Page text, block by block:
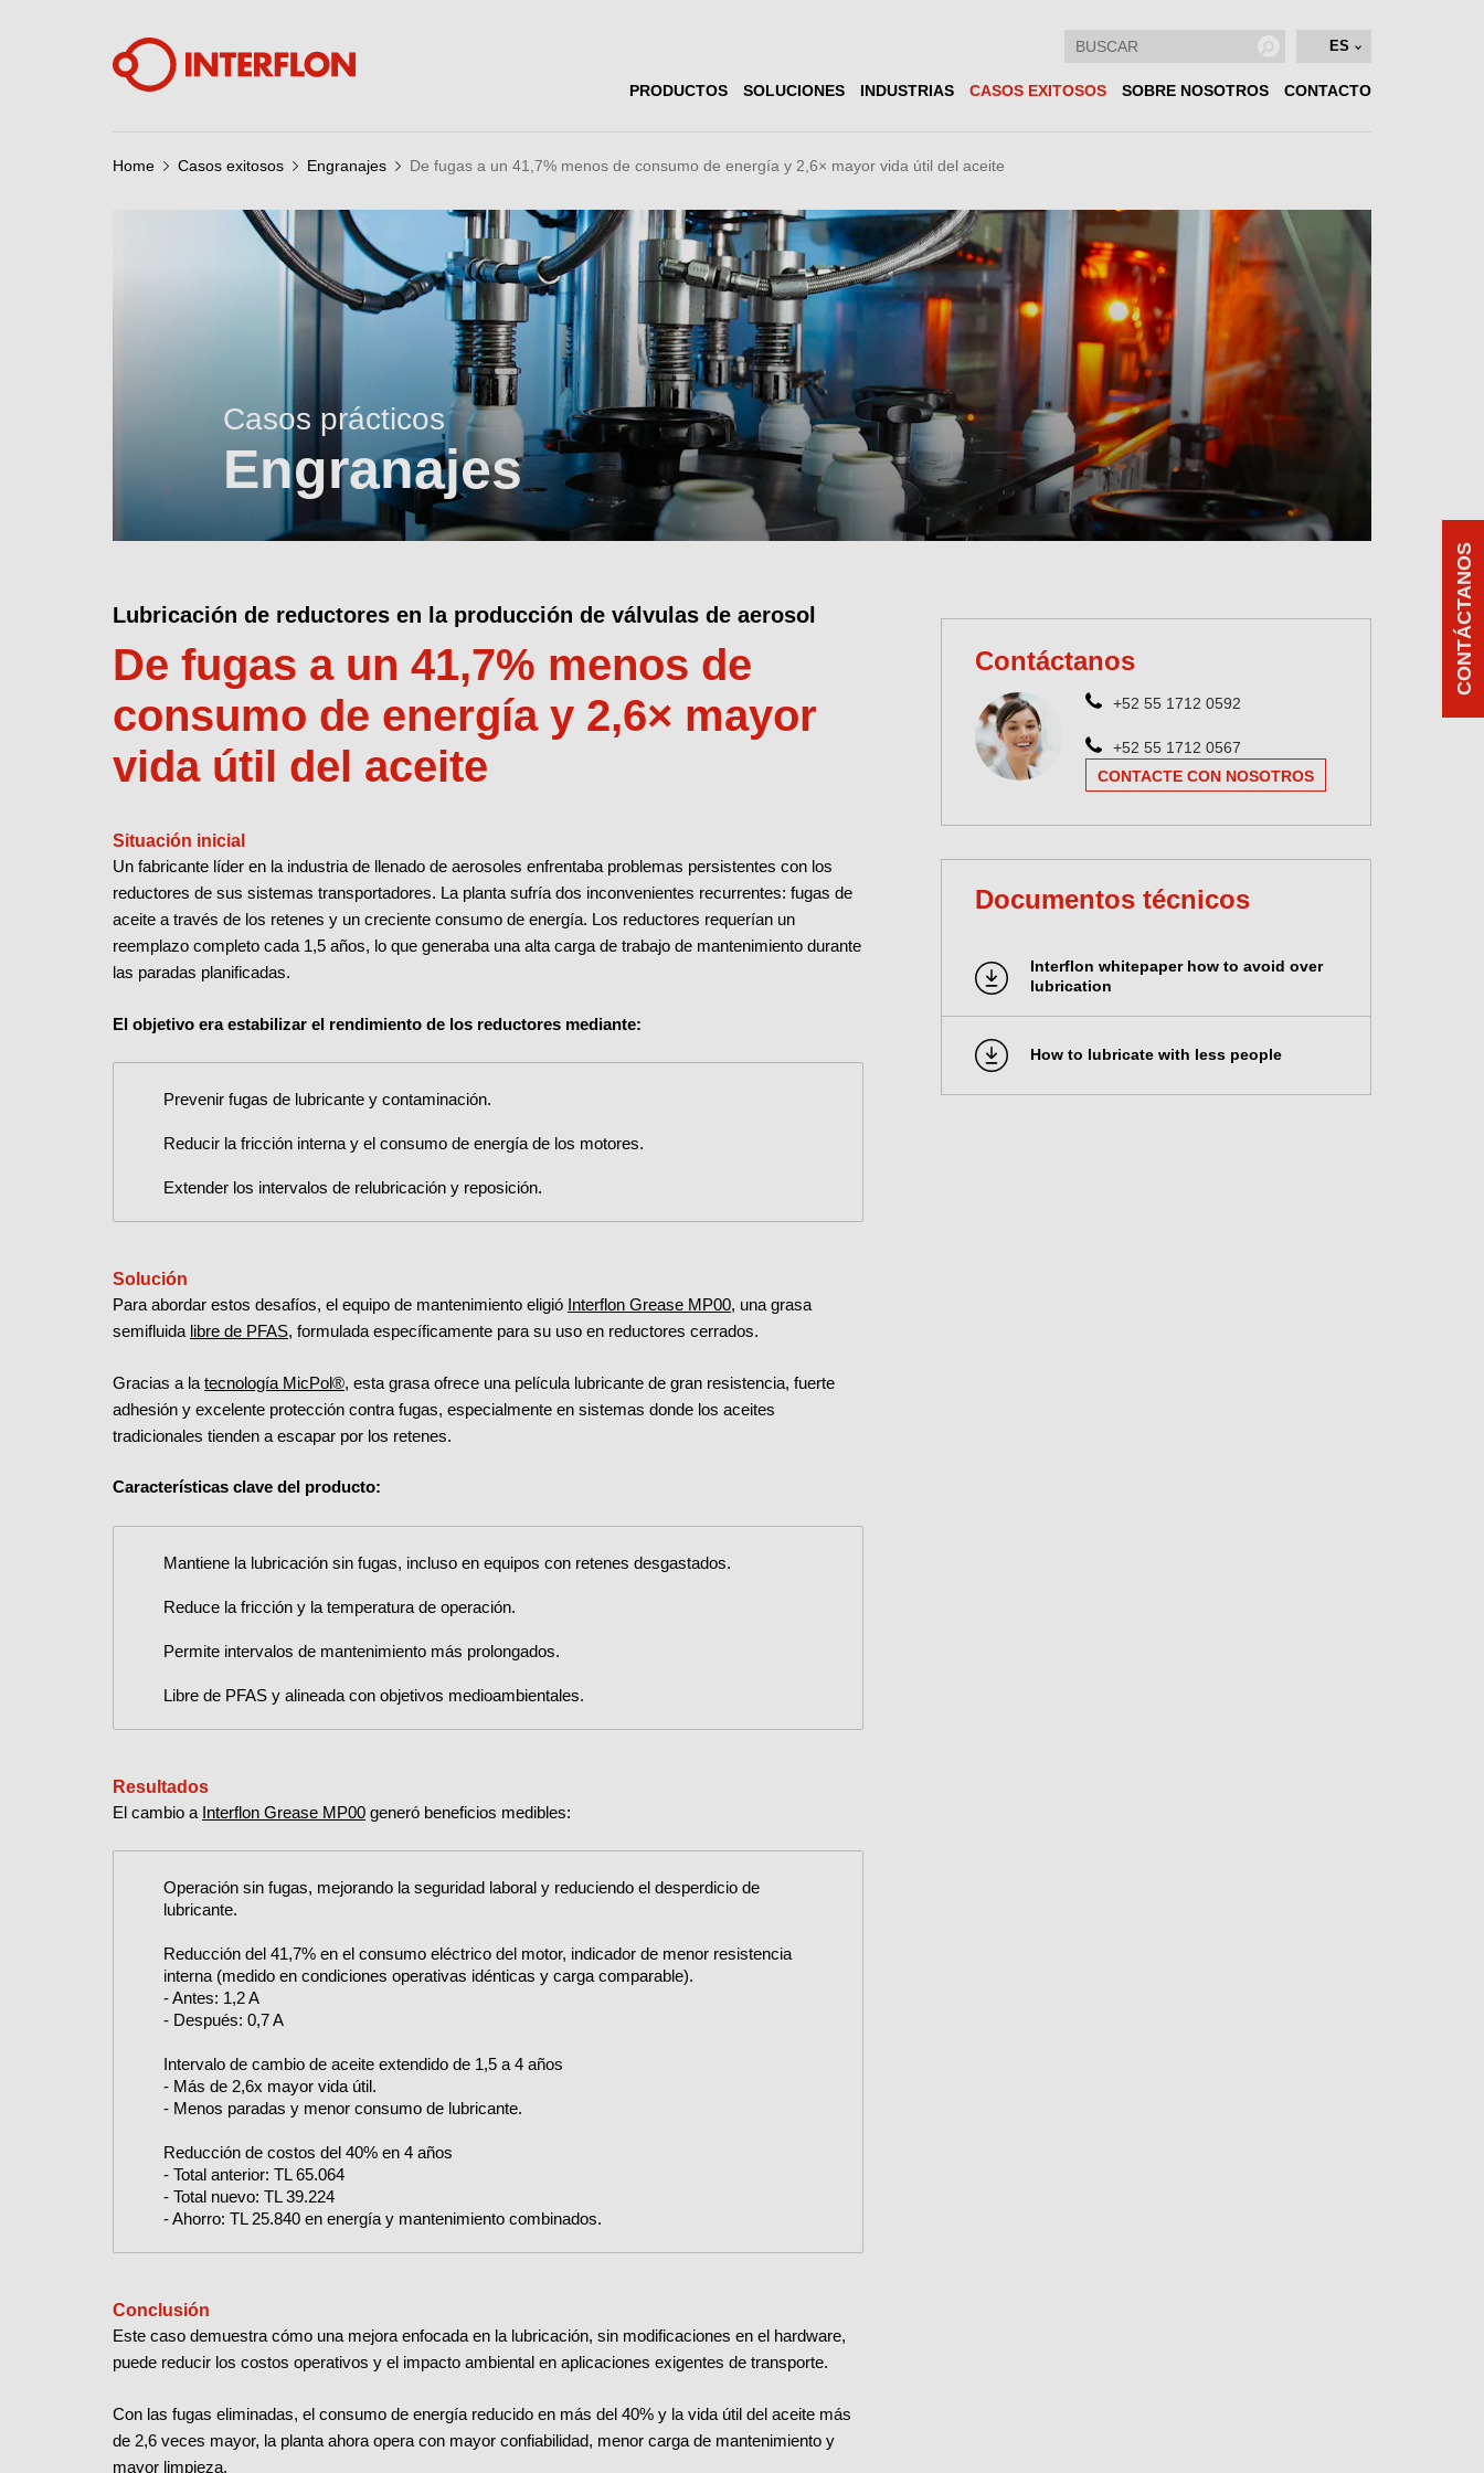
ES
PRODUCTOS SOLUCIONES INDUSTRIAS CASOS EXITOSOS SOBRE NOSOTROS CONTACTO
Home Casos exitosos Engranajes De fugas a un 41,7% menos de consumo de energía y 2,6× mayor vida útil del aceite
Casos prácticos
Engranajes
Lubricación de reductores en la producción de válvulas de aerosol
De fugas a un 41,7% menos de
consumo de energía y 2,6× mayor
vida útil del aceite
Situación inicial
Un fabricante líder en la industria de llenado de aerosoles enfrentaba problemas persistentes con los
reductores de sus sistemas transportadores. La planta sufría dos inconvenientes recurrentes: fugas de
aceite a través de los retenes y un creciente consumo de energía. Los reductores requerían un
reemplazo completo cada 1,5 años, lo que generaba una alta carga de trabajo de mantenimiento durante
las paradas planificadas.
El objetivo era estabilizar el rendimiento de los reductores mediante:
Prevenir fugas de lubricante y contaminación.
Reducir la fricción interna y el consumo de energía de los motores.
Extender los intervalos de relubricación y reposición.
Solución
Para abordar estos desafíos, el equipo de mantenimiento eligió Interflon Grease MP00, una grasa
semifluida libre de PFAS, formulada específicamente para su uso en reductores cerrados.
Gracias a la tecnología MicPol®, esta grasa ofrece una película lubricante de gran resistencia, fuerte
adhesión y excelente protección contra fugas, especialmente en sistemas donde los aceites
tradicionales tienden a escapar por los retenes.
Características clave del producto:
Mantiene la lubricación sin fugas, incluso en equipos con retenes desgastados.
Reduce la fricción y la temperatura de operación.
Permite intervalos de mantenimiento más prolongados.
Libre de PFAS y alineada con objetivos medioambientales.
Resultados
El cambio a Interflon Grease MP00 generó beneficios medibles:
Operación sin fugas, mejorando la seguridad laboral y reduciendo el desperdicio de
lubricante.
Reducción del 41,7% en el consumo eléctrico del motor, indicador de menor resistencia
interna (medido en condiciones operativas idénticas y carga comparable).
- Antes: 1,2 A
- Después: 0,7 A
Intervalo de cambio de aceite extendido de 1,5 a 4 años
- Más de 2,6x mayor vida útil.
- Menos paradas y menor consumo de lubricante.
Reducción de costos del 40% en 4 años
- Total anterior: TL 65.064
- Total nuevo: TL 39.224
- Ahorro: TL 25.840 en energía y mantenimiento combinados.
Conclusión
Este caso demuestra cómo una mejora enfocada en la lubricación, sin modificaciones en el hardware,
puede reducir los costos operativos y el impacto ambiental en aplicaciones exigentes de transporte.
Con las fugas eliminadas, el consumo de energía reducido en más del 40% y la vida útil del aceite más
de 2,6 veces mayor, la planta ahora opera con mayor confiabilidad, menor carga de mantenimiento y
mayor limpieza.
Contáctanos
+52 55 1712 0592
+52 55 1712 0567
CONTACTE CON NOSOTROS
Documentos técnicos
Interflon whitepaper how to avoid over
lubrication
How to lubricate with less people
CONTÁCTANOS